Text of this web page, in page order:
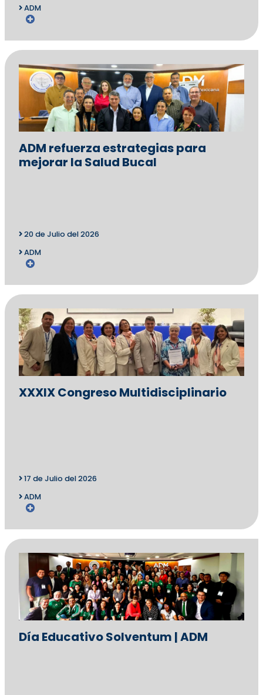
ADM
ADM refuerza estrategias para
mejorar la Salud Bucal
20 de Julio del 2026
ADM
XXXIX Congreso Multidisciplinario
17 de Julio del 2026
ADM
Día Educativo Solventum | ADM